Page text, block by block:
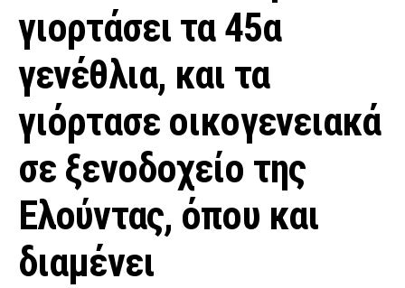
γιορτάσει τα 45α
γενέθλια, και τα
γιόρτασε οικογενειακά
σε ξενοδοχείο της
Ελούντας, όπου και
διαμένει